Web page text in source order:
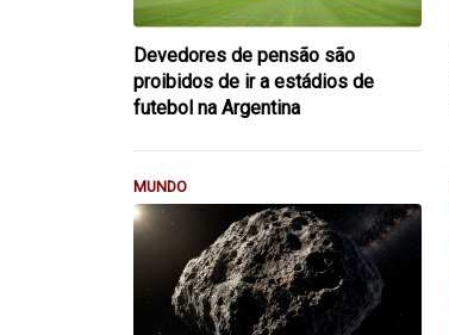
Devedores de pensão são
proibidos de ir a estádios de
futebol na Argentina
MUNDO